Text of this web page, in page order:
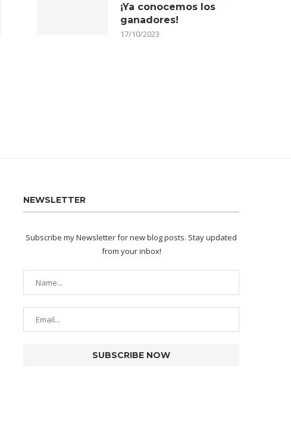
¡Ya conocemos los
ganadores!
17/10/2023
NEWSLETTER
Subscribe my Newsletter for new blog posts. Stay updated
from your inbox!